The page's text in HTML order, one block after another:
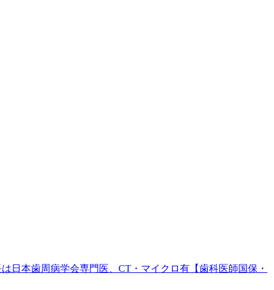
日本歯周病学会専門医、CT・マイクロ有【歯科医師国保・